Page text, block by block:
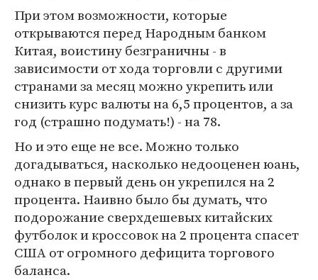
При этом возможности, которые
открываются перед Народным банком
Китая, воистину безграничны - в
зависимости от хода торговли с другими
странами за месяц можно укрепить или
снизить курс валюты на 6,5 процентов, а за
год (страшно подумать!) - на 78.
Но и это еще не все. Можно только
догадываться, насколько недооценен юань,
однако в первый день он укрепился на 2
процента. Наивно было бы думать, что
подорожание сверхдешевых китайских
футболок и кроссовок на 2 процента спасет
США от огромного дефицита торгового
баланса.